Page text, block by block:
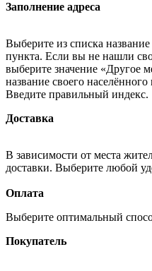
Заполнение адреса
Выберите из списка
пункта. Если вы не нашли
выберите значение «Другое
название своего
Введите правильный индекс.
Доставка
В зависимости от места
доставки. Выберите любой
Оплата
Выберите оптимальный
Покупатель